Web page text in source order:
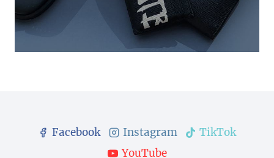
Facebook Instagram
TikTok
YouTube